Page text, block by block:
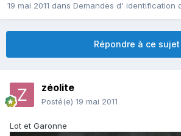
19 mai 2011 dans Demandes d' identification
Répondre à ce sujet
zéolite
Posté(e) 19 mai 2011
Lot et Garonne